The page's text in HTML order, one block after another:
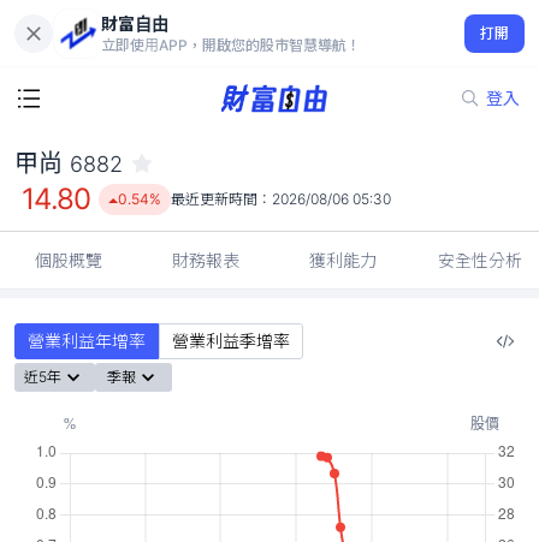
財富自由
立即使用APP，開啟您的股市智慧導航！
打開
登入
14.80
0.54%
甲尚 6882
14.80 0.54% 最近更新時間： 2026/08/06 05:30
個股概覽 財務報表 獲利能力 安全性分析
營業利益年增率 營業利益季增率
近5年 季報